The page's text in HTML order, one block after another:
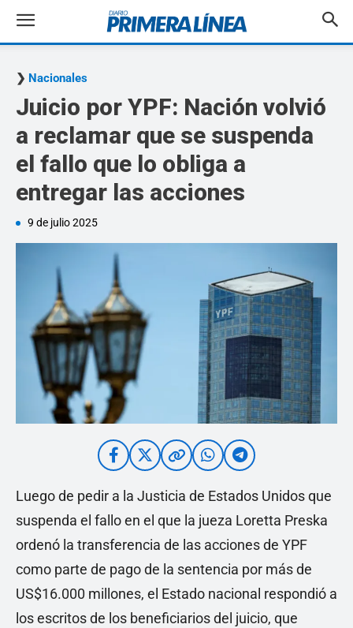
Nacionales
Juicio por YPF: Nación volvió
a reclamar que se suspenda
el fallo que lo obliga a
entregar las acciones
9 de julio 2025
Luego de pedir a la Justicia de Estados Unidos que
suspenda el fallo en el que la jueza Loretta Preska
ordenó la transferencia de las acciones de YPF
como parte de pago de la sentencia por más de
US$16.000 millones, el Estado nacional respondió a
los escritos de los beneficiarios del juicio, que